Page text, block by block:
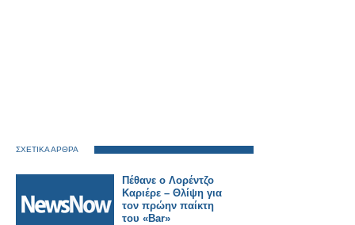
ΣΧΕΤΙΚΑ ΑΡΘΡΑ
Πέθανε ο Λορέντζο
Καριέρε – Θλίψη για
τον πρώην παίκτη
του «Bar»